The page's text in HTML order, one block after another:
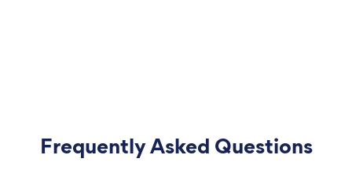
Frequently Asked Questions